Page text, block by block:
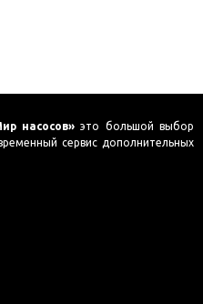
насосов» это большой выбор
сервис дополнительных